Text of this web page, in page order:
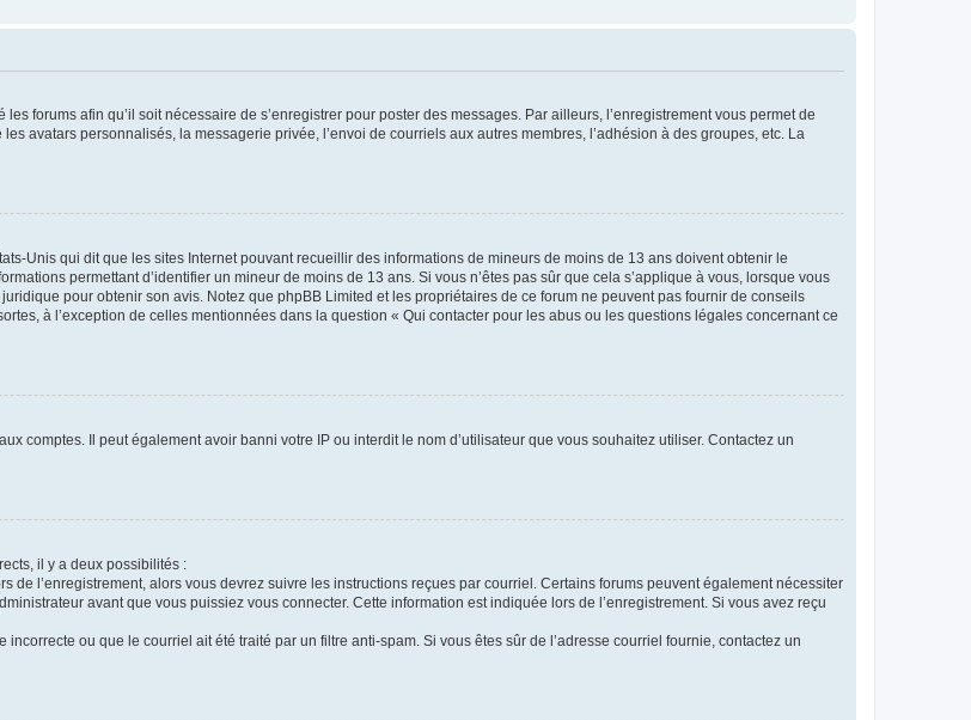
forums afin qu’il soit nécessaire de s’enregistrer pour poster des messages. Par ailleurs, l’enregistrement vous permet de
avatars personnalisés, la messagerie privée, l’envoi de courriels aux autres membres, l’adhésion à des groupes, etc. La
Unis qui dit que les sites Internet pouvant recueillir des informations de mineurs de moins de 13 ans doivent obtenir le
permettant d’identifier un mineur de moins de 13 ans. Si vous n’êtes pas sûr que cela s’applique à vous, lorsque vous
pour obtenir son avis. Notez que phpBB Limited et les propriétaires de ce forum ne peuvent pas fournir de conseils
à l’exception de celles mentionnées dans la question « Qui contacter pour les abus ou les questions légales concernant ce
comptes. Il peut également avoir banni votre IP ou interdit le nom d’utilisateur que vous souhaitez utiliser. Contactez un
il y a deux possibilités :
de l’enregistrement, alors vous devrez suivre les instructions reçues par courriel. Certains forums peuvent également nécessiter
avant que vous puissiez vous connecter. Cette information est indiquée lors de l’enregistrement. Si vous avez reçu
ou que le courriel ait été traité par un filtre anti-spam. Si vous êtes sûr de l’adresse courriel fournie, contactez un